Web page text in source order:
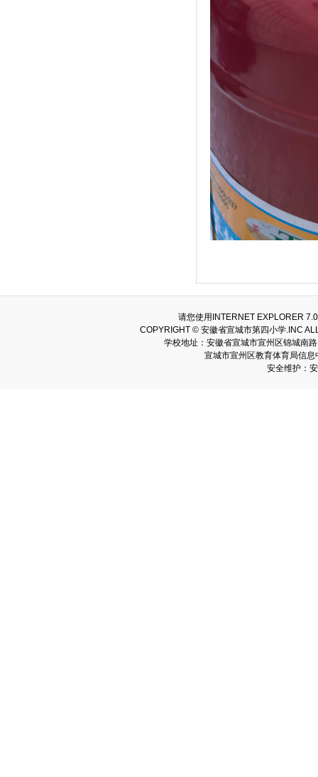
请您使用INTERNET EXPLORER
COPYRIGHT © 安徽省宣城市第四小学.INC
学校地址：安徽省宣城市宣州区锦城南
宣城市宣州区教育体育局信
安全维护：